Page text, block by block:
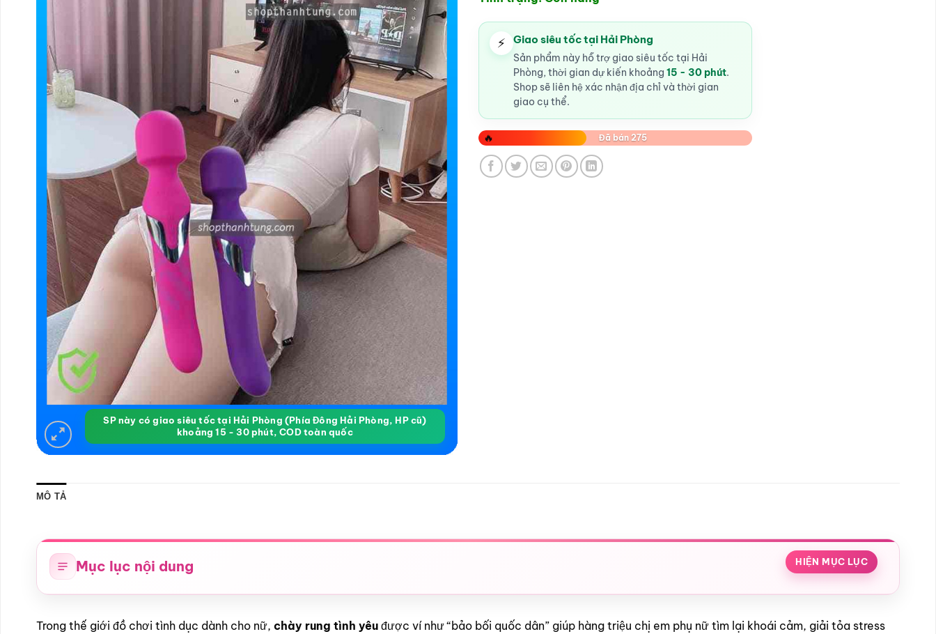
SP này có giao siêu tốc tại Hải Phòng (Phía Đông Hải Phòng, HP cũ)
khoảng 15 - 30 phút, COD toàn quốc
⚡ Giao siêu tốc tại Hải Phòng
Sản phẩm này hỗ trợ giao siêu tốc tại Hải
Phòng, thời gian dự kiến khoảng 15 - 30 phút.
Shop sẽ liên hệ xác nhận địa chỉ và thời gian
giao cụ thể.
🔥 Đã bán 275
MÔ TẢ
Mục lục nội dung HIỆN MỤC LỤC
Trong thế giới đồ chơi tình dục dành cho nữ, chày rung tình yêu được ví như “bảo bối quốc dân” giúp hàng triệu chị em phụ nữ tìm lại khoái cảm, giải tỏa stress